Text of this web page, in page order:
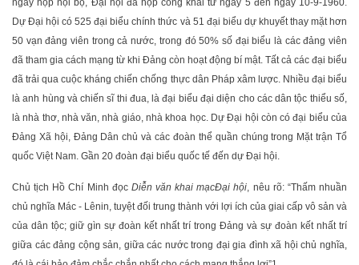
ngày họp nội bộ, Đại hội đã họp công khai từ ngày 5 đến ngày 10-9-1960.
Dự Đại hội có 525 đại biểu chính thức và 51 đại biểu dự khuyết thay mặt hơn
50 vạn đảng viên trong cả nước, trong đó 50% số đại biểu là các đảng viên
đã tham gia cách mạng từ khi Đảng còn hoạt động bí mật. Tất cả các đại biểu
đã trải qua cuộc kháng chiến chống thực dân Pháp xâm lược. Nhiều đại biểu
là anh hùng và chiến sĩ thi đua, là đại biểu đại diện cho các dân tộc thiểu số,
là nhà thơ, nhà văn, nhà giáo, nhà khoa học. Dự Đại hội còn có đại biểu của
Đảng Xã hội, Đảng Dân chủ và các đoàn thể quần chúng trong Mặt trận Tổ
quốc Việt Nam. Gần 20 đoàn đại biểu quốc tế đến dự Đại hội.
Chủ tịch Hồ Chí Minh đọc Diễn văn khai mạcĐại hội, nêu rõ: “Thấm nhuần
chủ nghĩa Mác - Lênin, tuyệt đối trung thành với lợi ích của giai cấp vô sản và
của dân tộc; giữ gìn sự đoàn kết nhất trí trong Đảng và sự đoàn kết nhất trí
giữa các đảng cộng sản, giữa các nước trong đại gia đình xã hội chủ nghĩa,